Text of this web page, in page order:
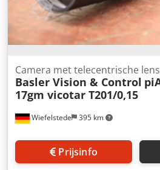
Wiefelstede 395 km
Camera met telecentrische lens
Basler Vision & Control
17gm vicotar T201/0,15
Prijsinfo